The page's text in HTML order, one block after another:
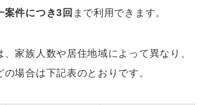
案件につき3回 まで利用できます。
家族人数や居住地域によって異なり、
場合は下記表のとおりです。